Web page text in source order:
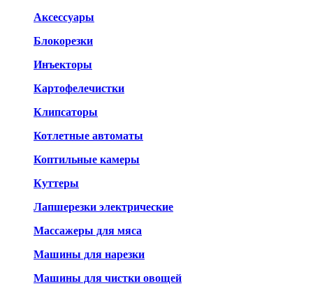
Аксессуары
Блокорезки
Инъекторы
Картофелечистки
Клипсаторы
Котлетные автоматы
Коптильные камеры
Куттеры
Лапшерезки электрические
Массажеры для мяса
Машины для нарезки
Машины для чистки овощей